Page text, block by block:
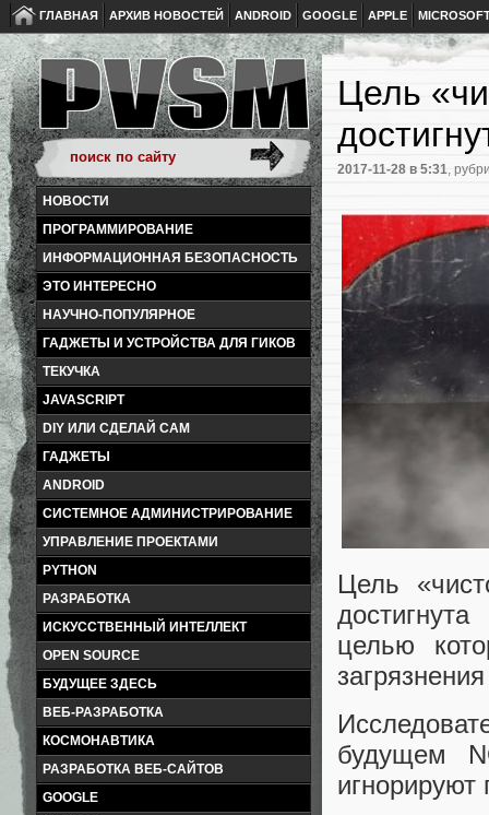
ГЛАВНАЯ АРХИВ НОВОСТЕЙ ANDROID GOOGLE APPLE
НОВОСТИ
ПРОГРАММИРОВАНИЕ
ИНФОРМАЦИОННАЯ БЕЗОПАСНОСТЬ
ЭТО ИНТЕРЕСНО
НАУЧНО-ПОПУЛЯРНОЕ
ГАДЖЕТЫ И УСТРОЙСТВА ДЛЯ ГИКОВ
ТЕКУЧКА
JAVASCRIPT
DIY ИЛИ СДЕЛАЙ САМ
ГАДЖЕТЫ
ANDROID
СИСТЕМНОЕ АДМИНИСТРИРОВАНИЕ
УПРАВЛЕНИЕ ПРОЕКТАМИ
PYTHON
РАЗРАБОТКА
ИСКУССТВЕННЫЙ ИНТЕЛЛЕКТ
OPEN SOURCE
БУДУЩЕЕ ЗДЕСЬ
ВЕБ-РАЗРАБОТКА
КОСМОНАВТИКА
РАЗРАБОТКА ВЕБ-САЙТОВ
GOOGLE
Цель
2017-11-28 в 5:31,
Цель
целью
будущем